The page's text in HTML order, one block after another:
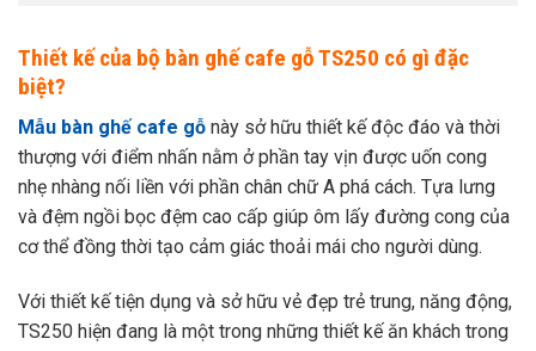
Thiết kế của bộ bàn ghế cafe gỗ TS250 có gì đặc
biệt?
Mẫu bàn ghế cafe gỗ này sở hữu thiết kế độc đáo và thời
thượng với điểm nhấn nằm ở phần tay vịn được uốn cong
nhẹ nhàng nối liền với phần chân chữ A phá cách. Tựa lưng
và đệm ngồi bọc đệm cao cấp giúp ôm lấy đường cong của
cơ thể đồng thời tạo cảm giác thoải mái cho người dùng.
Với thiết kế tiện dụng và sở hữu vẻ đẹp trẻ trung, năng động,
TS250 hiện đang là một trong những thiết kế ăn khách trong